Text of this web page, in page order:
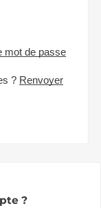
mot de passe
? Renvoyer
?